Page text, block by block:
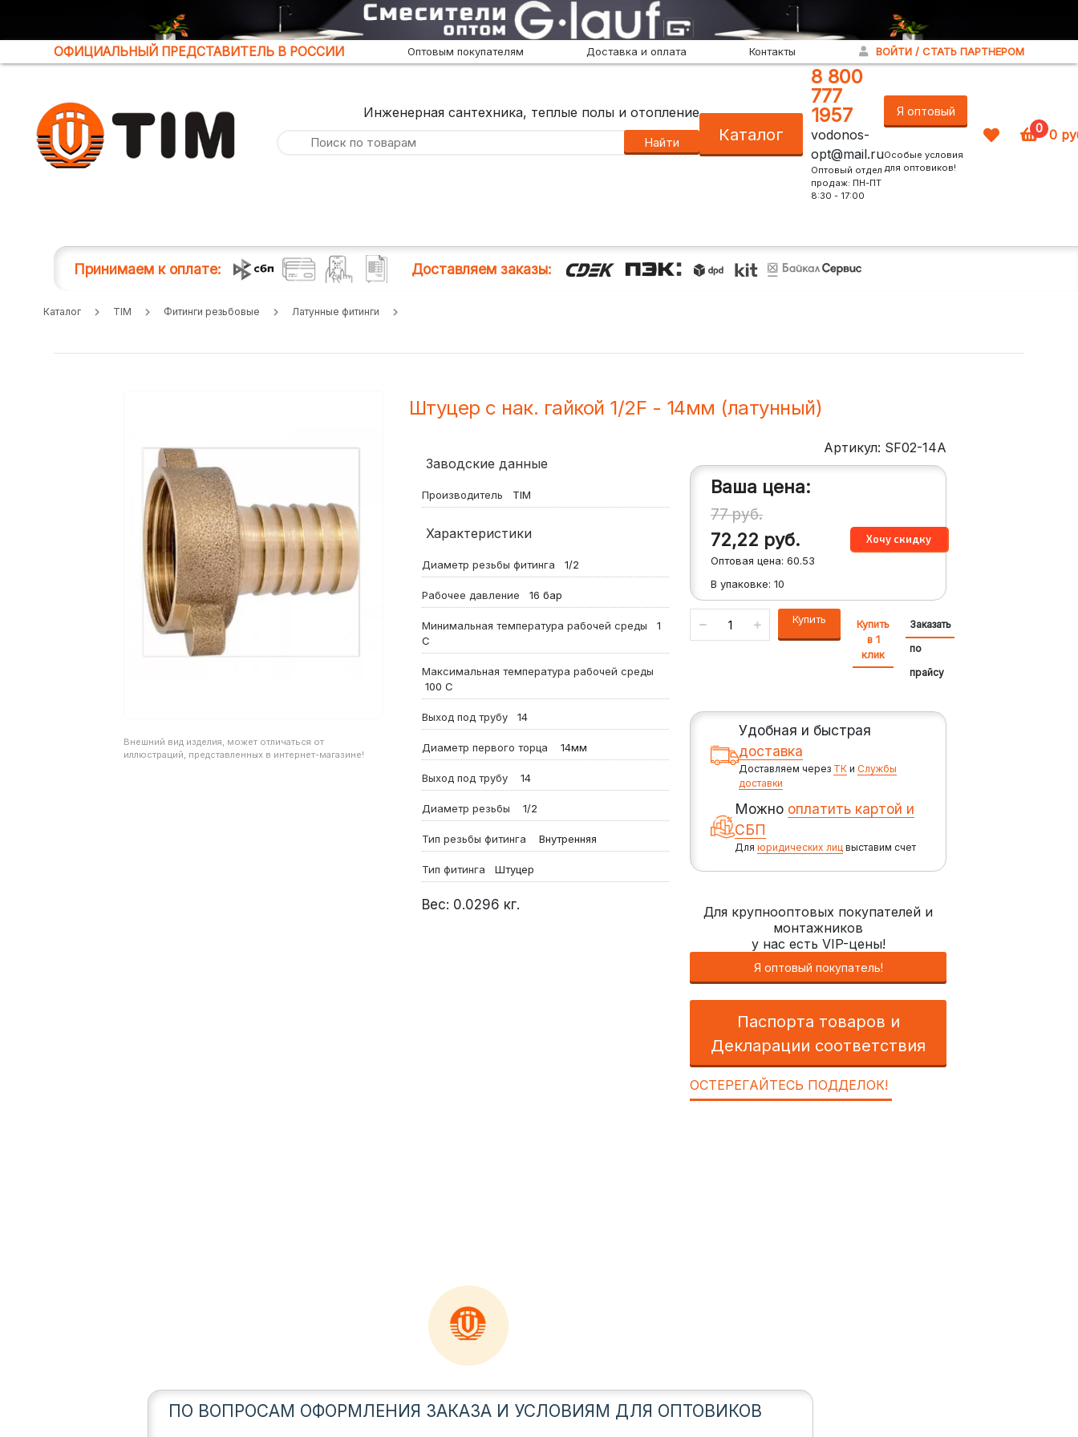
ОФИЦИАЛЬНЫЙ ПРЕДСТАВИТЕЛЬ В РОССИИ Оптовым покупателям Доставка и оплата Контакты ВОЙТИ / СТАТЬ ПАРТНЕРОМ
Инженерная сантехника, теплые полы и отопление
Найти Каталог
8 800
777
1957
vodonos-
opt@mail.ru
Оптовый отдел
продаж: ПН-ПТ
8:30 - 17:00
Я оптовый
Особые условия
для оптовиков!
0 0
Принимаем к оплате: Доставляем заказы:
Каталог TIM Фитинги резьбовые Латунные фитинги
Внешний вид изделия, может отличаться от
иллюстраций, представленных в интернет-магазине!
Штуцер с нак. гайкой 1/2F - 14мм (латунный)
Заводские данные
Производитель TIM
Характеристики
Диаметр резьбы фитинга 1/2
Рабочее давление 16 бар
Минимальная температура рабочей среды
1
С
Максимальная температура рабочей среды
100 С
Выход под трубу 14
Диаметр первого торца 14мм
Выход под трубу 14
Диаметр резьбы 1/2
Тип резьбы фитинга Внутренняя
Тип фитинга Штуцер
Вес: 0.0296 кг.
Артикул: SF02-14A
Ваша цена:
77руб.
72,22 руб.
Оптовая цена:60.53
В упаковке:10
Купить
Купить
в 1
клик
Заказать
по
прайсу
Удобная и быстрая
доставка
Доставляем через ТКи Службы
доставки
Можно оплатить картой и
СБП
Для юридических лицвыставим счет
Для крупнооптовых покупателей и
монтажников
у нас есть VIP-цены!
Я оптовый покупатель!
Паспорта товаров и
Декларации соответствия
ОСТЕРЕГАЙТЕСЬ ПОДДЕЛОК!
ПО ВОПРОСАМ ОФОРМЛЕНИЯ ЗАКАЗА И УСЛОВИЯМ ДЛЯ ОПТОВИКОВ